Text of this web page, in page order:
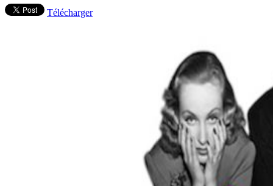
Télécharger